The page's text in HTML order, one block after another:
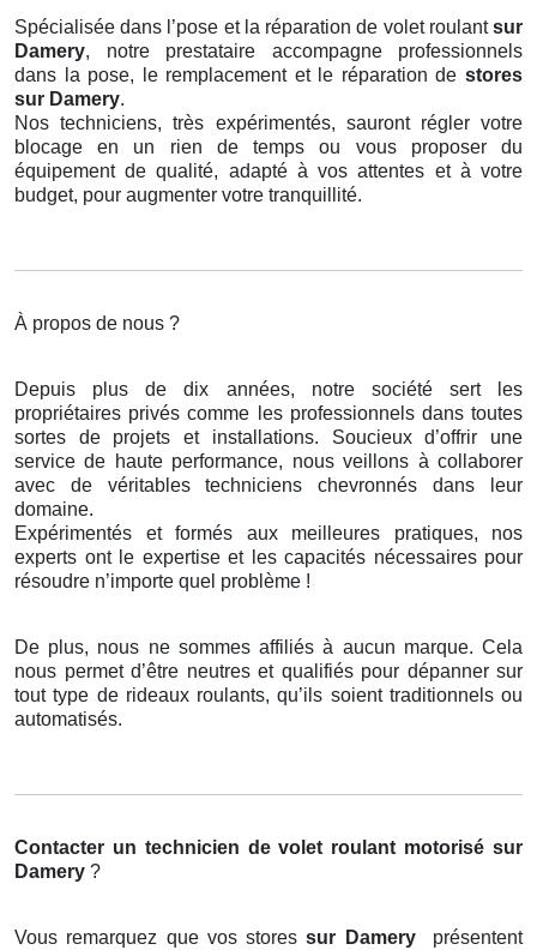
Spécialisée dans l’pose et la réparation de volet roulantsur
Damery, notre prestataire accompagne professionnels
dans la pose, le remplacement et le réparation de stores
sur Damery.
Nos techniciens, très expérimentés, sauront régler votre
blocage en un rien de temps ou vous proposer du
équipement de qualité, adapté à vos attentes et à votre
budget, pour augmenter votre tranquillité.
À propos de nous ?
Depuis plus de dix années, notre société sert les
propriétaires privés comme les professionnels dans toutes
sortes de projets et installations. Soucieux d’offrir une
service de haute performance, nous veillons à collaborer
avec de véritables techniciens chevronnés dans leur
domaine.
Expérimentés et formés aux meilleures pratiques, nos
experts ont le expertise et les capacités nécessaires pour
résoudre n’importe quel problème !
De plus, nous ne sommes affiliés à aucun marque. Cela
nous permet d’être neutres et qualifiés pour dépanner sur
tout type de rideaux roulants, qu’ils soient traditionnels ou
automatisés.
Contacter un technicien de volet roulant motorisé sur
Damery ?
Vous remarquez que vos storessur Damery
présentent